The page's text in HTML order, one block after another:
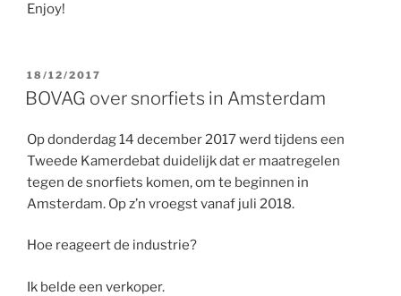
Enjoy!
GEPLAATST
OP
18/12/2017
BOVAG over snorfiets in Amsterdam
Op donderdag 14 december 2017 werd tijdens een
Tweede Kamerdebat duidelijk dat er maatregelen
tegen de snorfiets komen, om te beginnen in
Amsterdam. Op z’n vroegst vanaf juli 2018.
Hoe reageert de industrie?
Ik belde een verkoper.